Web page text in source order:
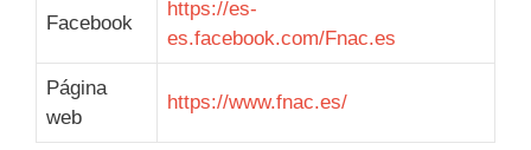
Facebook
https://es-
es.facebook.com/Fnac.es
Página
web
https://www.fnac.es/